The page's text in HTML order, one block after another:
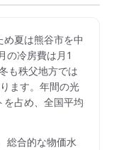
夏は熊谷市を中
の冷房費は月1
も秩父地方では
ます。年間の光
占め、全国平均
総合的な物価水